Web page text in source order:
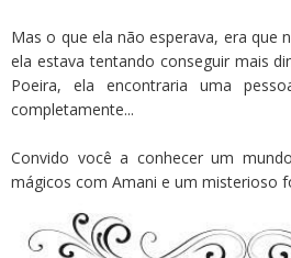
Mas o que ela não esperava, era que
ela estava tentando conseguir mais
Poeira, ela encontraria uma
completamente...
Convido você a conhecer um
mágicos com Amani e um misterioso